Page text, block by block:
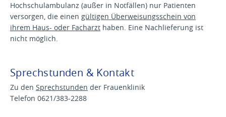
Hochschulambulanz (außer in Notfällen) nur Patienten
versorgen, die einen gültigen Überweisungsschein von
ihrem Haus- oder Facharzt haben. Eine Nachlieferung ist
nicht möglich.
Sprechstunden & Kontakt
Zu den Sprechstunden der Frauenklinik
Telefon 0621/383-2288